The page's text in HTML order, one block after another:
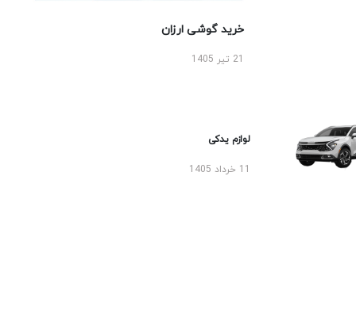
خرید گوشی ارزان
لوازم یدکی